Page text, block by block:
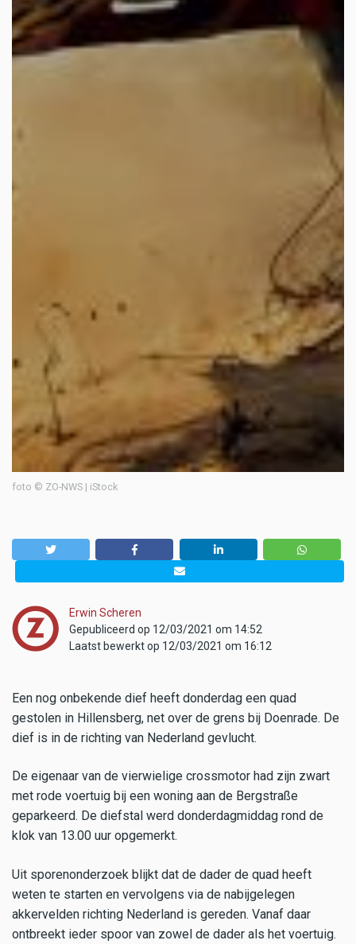
foto © ZO-NWS | iStock
Erwin Scheren
Gepubliceerd op 12/03/2021 om 14:52
Laatst bewerkt op 12/03/2021 om 16:12
Een nog onbekende dief heeft donderdag een quad
gestolen in Hillensberg, net over de grens bij Doenrade. De
dief is in de richting van Nederland gevlucht.
De eigenaar van de vierwielige crossmotor had zijn zwart
met rode voertuig bij een woning aan de Bergstraße
geparkeerd. De diefstal werd donderdagmiddag rond de
klok van 13.00 uur opgemerkt.
Uit sporenonderzoek blijkt dat de dader de quad heeft
weten te starten en vervolgens via de nabijgelegen
akkervelden richting Nederland is gereden. Vanaf daar
ontbreekt ieder spoor van zowel de dader als het voertuig.